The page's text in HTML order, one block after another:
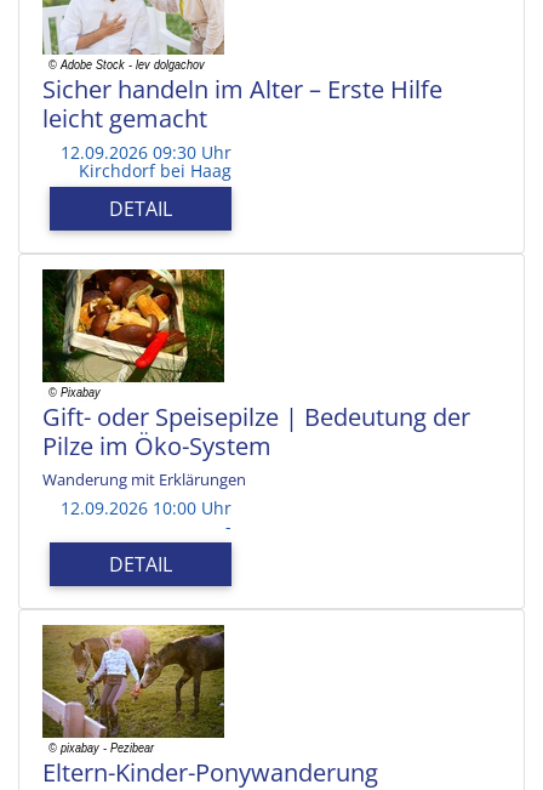
Sicher handeln im Alter – Erste Hilfe
leicht gemacht
12.09.2026 09:30 Uhr
Kirchdorf bei Haag
DETAIL
Gift- oder Speisepilze | Bedeutung der
Pilze im Öko-System
Wanderung mit Erklärungen
12.09.2026 10:00 Uhr
-
DETAIL
Eltern-Kinder-Ponywanderung